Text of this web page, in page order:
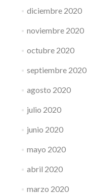
diciembre 2020
noviembre 2020
octubre 2020
septiembre 2020
agosto 2020
julio 2020
junio 2020
mayo 2020
abril 2020
marzo 2020